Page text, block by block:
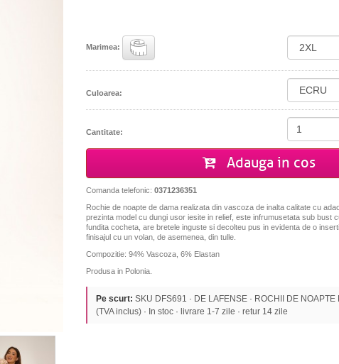
Marimea:
Culoarea:
Cantitate:
Adauga in cos
Comanda telefonic: 0371236351
Rochie de noapte de dama realizata din vascoza de inalta calitate cu
prezinta model cu dungi usor iesite in relief, este infrumusetata sub bust
fundita cocheta, are bretele inguste si decolteu pus in evidenta de o
finisajul cu un volan, de asemenea, din tulle.
Compozitie: 94% Vascoza, 6% Elastan
Produsa in Polonia.
Pe scurt: SKU DFS691 · DE LAFENSE · ROCHII DE NOAPTE
(TVA inclus) · In stoc · livrare 1-7 zile · retur 14 zile